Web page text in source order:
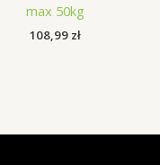
max 50kg
108,99 zł